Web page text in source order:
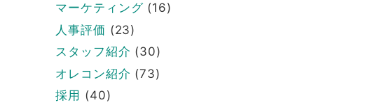
マーケティング(16)
人事評価 (23)
スタッフ紹介 (30)
オレコン紹介 (73)
採用 (40)